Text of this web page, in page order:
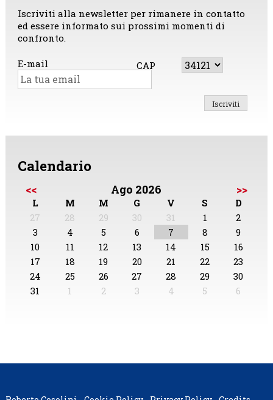
Iscriviti alla newsletter per rimanere in contatto
ed essere informato sui prossimi momenti di
confronto.
E-mail CAP
Calendario
<< Ago 2026 >>
L M M G V S
D
27
28 29 30 31 1
2
3
4 5 6 7 8
9
10
11 12 13 14 15
16
17
18 19 20 21 22
23
24
25 26 27 28 29
30
31
1 2 3 4 5 6